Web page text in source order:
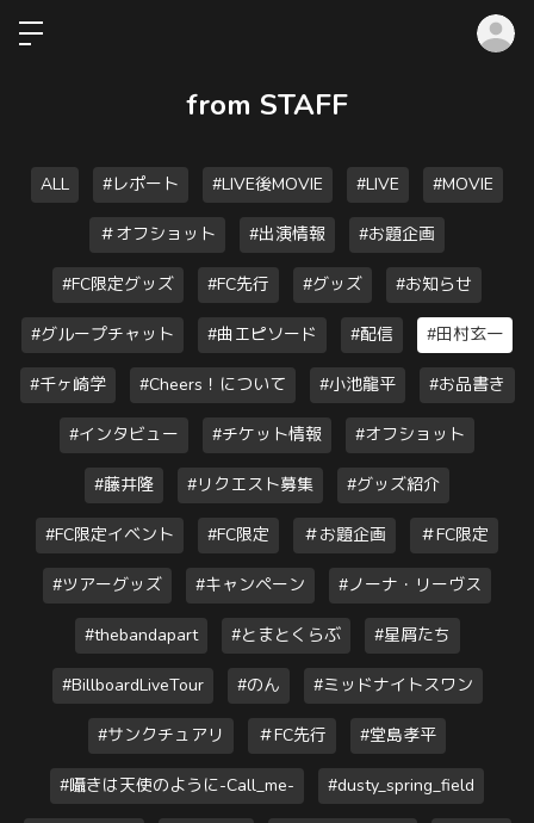
from STAFF
ALL #レポート #LIVE後MOVIE #LIVE #MOVIE
＃オフショット #出演情報 #お題企画
#FC限定グッズ #FC先行 #グッズ #お知らせ
#グループチャット #曲エピソード #配信 #田村玄一
#千ヶ崎学 #Cheers！について #小池龍平 #お品書き
#インタビュー #チケット情報 #オフショット
#藤井隆 #リクエスト募集 #グッズ紹介
#FC限定イベント #FC限定 ＃お題企画 ＃FC限定
#ツアーグッズ #キャンペーン #ノーナ・リーヴス
#thebandapart #とまとくらぶ #星屑たち
#BillboardLiveTour #のん #ミッドナイトスワン
#サンクチュアリ ＃FC先行 #堂島孝平
#囁きは天使のように-Call_me- #dusty_spring_field